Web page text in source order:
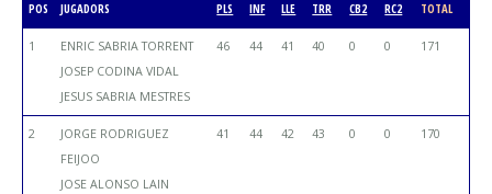
POS JUGADORS PLS INF LLE TRR CB2 RC2 TOTAL
1
ENRIC SABRIA TORRENT
JOSEP CODINA VIDAL
JESUS SABRIA MESTRES
46 44 41 40 0 0 171
2
JORGE RODRIGUEZ
FEIJOO
JOSE ALONSO LAIN
41 44 42 43 0 0 170